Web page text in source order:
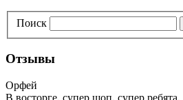
Поиск
Отзывы
Орфей
В восторге, супер шоп, супер